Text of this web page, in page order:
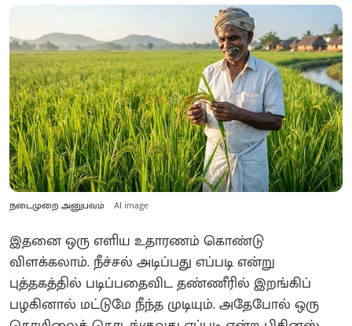
நடைமுறை அனுபவம் AI image
இதனை ஒரு எளிய உதாரணம் கொண்டு
விளக்கலாம். நீச்சல் அடிப்பது எப்படி என்று
புத்தகத்தில் படிப்பதைவிட தண்ணீரில் இறங்கிப்
பழகினால் மட்டுமே நீந்த முடியும். அதேபோல் ஒரு